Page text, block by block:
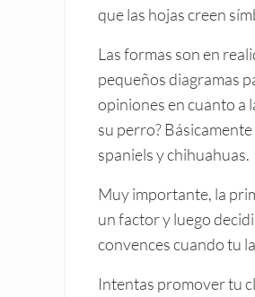
que las hojas creen
Las formas son en
pequeños diagramas
opiniones en cuanto a
su perro?
spaniels y chihuahuas.
Muy importante, la
un factor y luego
convences cuando tu
Intentas promover tu